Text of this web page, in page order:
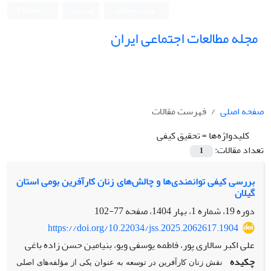
مجله مطالعات اجتماعی ایران
صفحه اصلی
فهرست مقالات
کلیدواژه‌ها =تحقیق کیفی
تعداد مقالات:
1
بررسی کیفی توانمندی‌ها و چالش‌های زنان کارآفرین بومی استان
گیلان
دوره 19، شماره 1، بهار 1404، صفحه
77-102
https://doi.org/10.22034/jss.2025.2062617.1904
علی اکبر سالاری پور، فاطمه یوسفی ویو، بنیامین حسن زاده باغی
چکیده
نقش زنان کارآفرین در توسعه به عنوان یکی از مؤلفه‌های اصلی